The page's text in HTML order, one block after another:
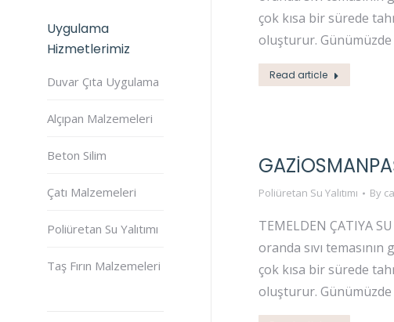
çok kısa bir sürede
oluşturur. Günümüzde
Read article
Poliüretan Su Yalıtımı By
TEMELDEN ÇATIYA
oranda sıvı
çok kısa bir sürede
oluşturur. Günümüzde
Uygulama
Hizmetlerimiz
Duvar Çıta Uygulama
Alçıpan Malzemeleri
Beton Silim
Çatı Malzemeleri
Poliüretan Su Yalıtımı
Taş Fırın Malzemeleri